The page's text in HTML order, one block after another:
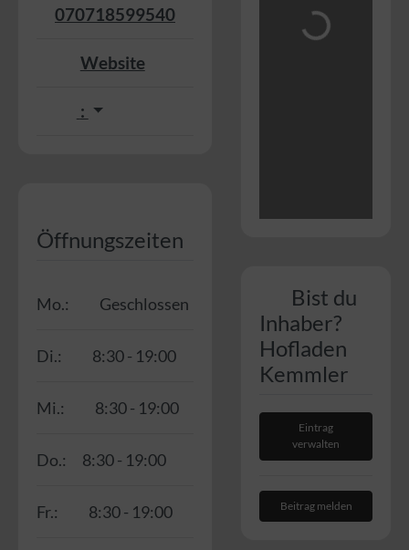
070718599540
Website
:
Öffnungszeiten
Mo.: Geschlossen
Di.: 8:30 - 19:00
Mi.: 8:30 - 19:00
Do.: 8:30 - 19:00
Fr.: 8:30 - 19:00
Wird geladen …
Bist du
Inhaber?
Hofladen
Kemmler
Eintrag
verwalten
Beitrag melden